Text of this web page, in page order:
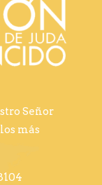
Señor
más